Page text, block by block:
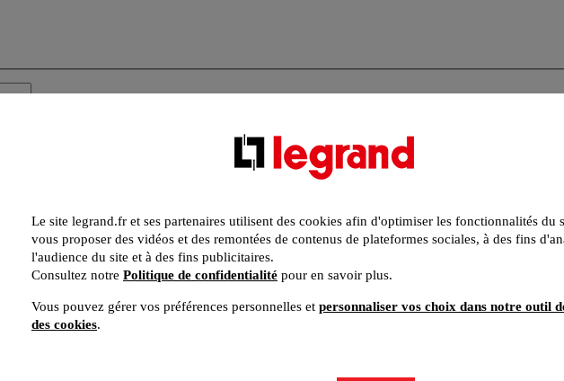
recherche
Le site legrand.fr et ses partenaires utilisent des cookies afin d'optimiser les fonctionnalités du
vous proposer des vidéos et des remontées de contenus de plateformes sociales, à des fins
l'audience du site et à des fins publicitaires.
Consultez notre Politique de confidentialité pour en savoir plus.
Vous pouvez gérer vos préférences personnelles et personnaliser vos choix dans notre outil
des cookies.